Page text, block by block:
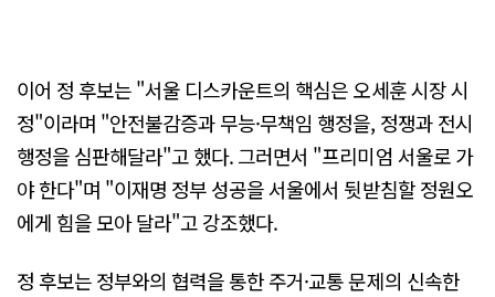
이어 정 후보는 "서울 디스카운트의 핵심은 오세훈 시장 시
정"이라며 "안전불감증과 무능·무책임 행정을, 정쟁과 전시
행정을 심판해달라"고 했다. 그러면서 "프리미엄 서울로 가
야 한다"며 "이재명 정부 성공을 서울에서 뒷받침할 정원오
에게 힘을 모아 달라"고 강조했다.
정 후보는 정부와의 협력을 통한 주거·교통 문제의 신속한